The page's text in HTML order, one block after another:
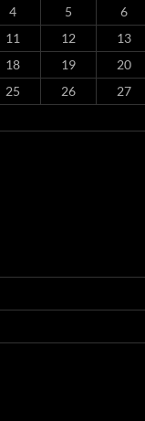
4 5 6
11 12 13
18 19 20
25 26 27